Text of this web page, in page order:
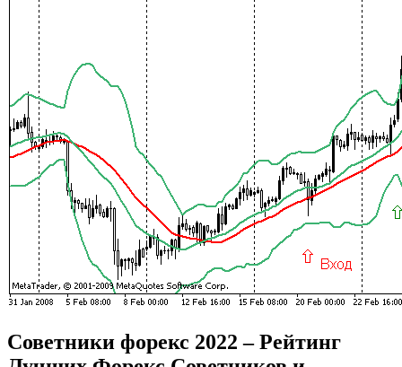
Советники форекс 2022 – Рейтинг